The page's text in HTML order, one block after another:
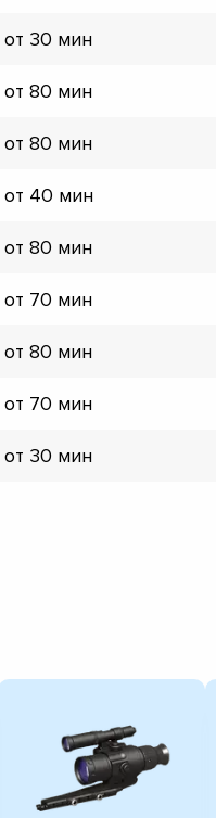
от 30 мин
от 80 мин
от 80 мин
от 40 мин
от 80 мин
от 70 мин
от 80 мин
от 70 мин
от 30 мин